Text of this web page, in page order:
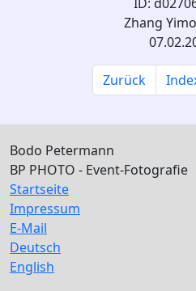
Zhang
Zurück
Bodo Petermann
BP PHOTO - Event-Fotografie
Startseite
Impressum
E-Mail
Deutsch
English